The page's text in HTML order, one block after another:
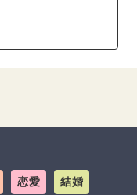
恋愛 結婚